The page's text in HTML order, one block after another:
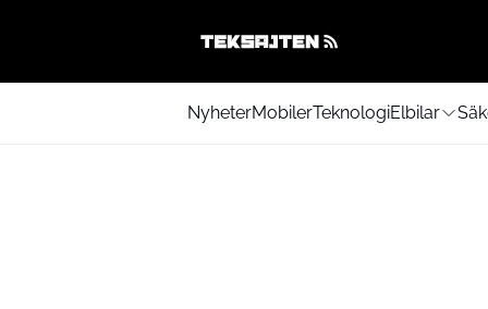
NyheterMobilerTeknologiElbilar